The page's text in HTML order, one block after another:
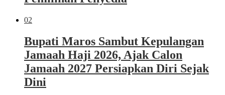
02
Bupati Maros Sambut Kepulangan
Jamaah Haji 2026, Ajak Calon
Jamaah 2027 Persiapkan Diri Sejak
Dini